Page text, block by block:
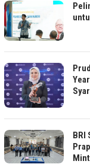
BRI